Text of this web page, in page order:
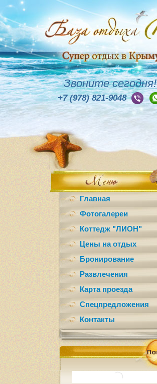
Звоните сегодня!
+7 (978) 821-9048
Главная
Фотогалереи
Коттедж "ЛИОН"
Цены на отдых
Бронирование
Развлечения
Карта проезда
Спецпредложения
Контакты